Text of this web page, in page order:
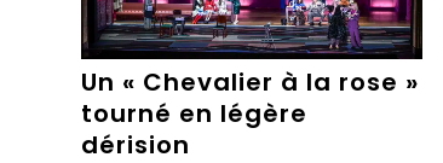
Un « Chevalier à la rose »
tourné en légère
dérision